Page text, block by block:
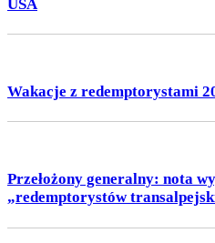
USA
Wakacje z redemptorystami
Przełożony generalny: nota
„redemptorystów